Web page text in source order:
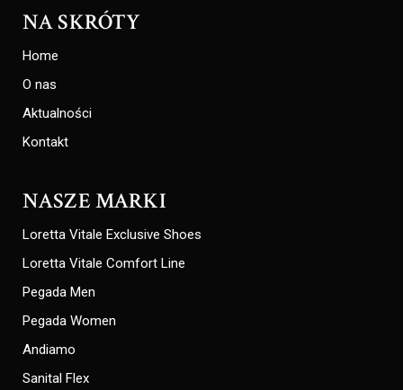
NA SKRÓTY
Home
O nas
Aktualności
Kontakt
NASZE MARKI
Loretta Vitale Exclusive Shoes
Loretta Vitale Comfort Line
Pegada Men
Pegada Women
Andiamo
Sanital Flex